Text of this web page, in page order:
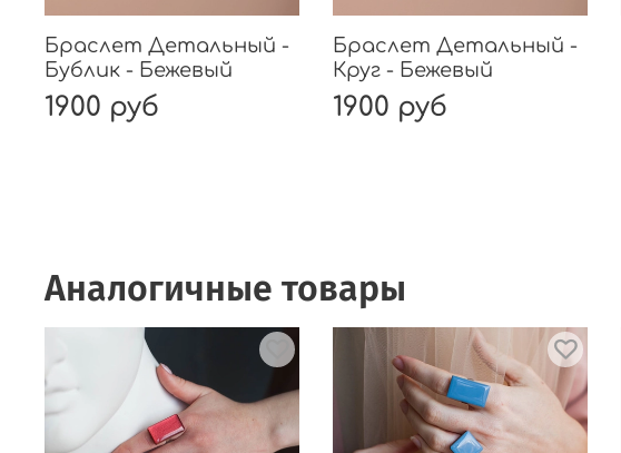
Браслет Детальный -
Бублик - Бежевый
1900 руб
Браслет Детальный -
Круг - Бежевый
1900 руб
Аналогичные товары